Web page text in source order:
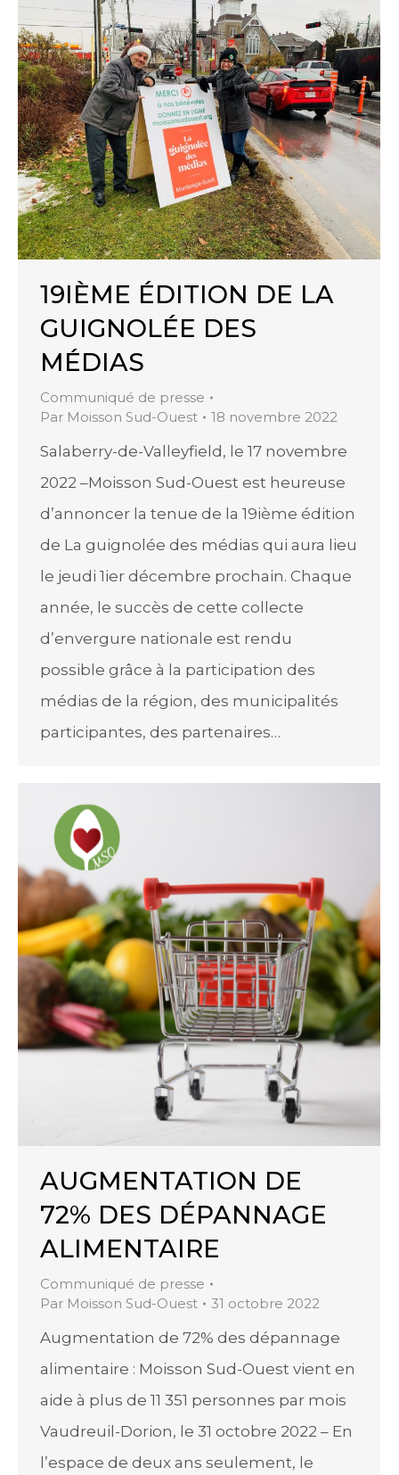
19IÈME ÉDITION DE LA
GUIGNOLÉE DES
MÉDIAS
Communiqué de presse
Par Moisson Sud-Ouest 18 novembre 2022
Salaberry-de-Valleyfield, le 17 novembre
2022 –Moisson Sud-Ouest est heureuse
d’annoncer la tenue de la 19ième édition
de La guignolée des médias qui aura lieu
le jeudi 1ier décembre prochain. Chaque
année, le succès de cette collecte
d’envergure nationale est rendu
possible grâce à la participation des
médias de la région, des municipalités
participantes, des partenaires…
AUGMENTATION DE
72% DES DÉPANNAGE
ALIMENTAIRE
Communiqué de presse
Par Moisson Sud-Ouest 31 octobre 2022
Augmentation de 72% des dépannage
alimentaire : Moisson Sud-Ouest vient en
aide à plus de 11 351 personnes par mois
Vaudreuil-Dorion, le 31 octobre 2022 – En
l’espace de deux ans seulement, le